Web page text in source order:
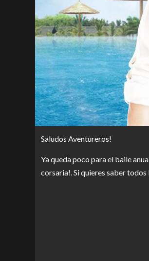
Saludos Aventureros!
Ya queda poco para el baile
corsaria!. Si quieres saber